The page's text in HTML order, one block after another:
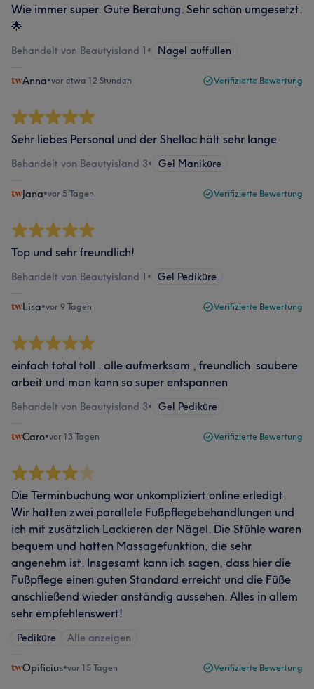
Wie immer super. Gute Beratung. Sehr schön umgesetzt.
🌟
Behandelt von Beautyisland 1 • Nägel auffüllen
Anna•vor etwa 12 Stunden Verifizierte Bewertung
Sehr liebes Personal und der Shellac hält sehr lange
Behandelt von Beautyisland 3• Gel Maniküre
Jana•vor 5 Tagen Verifizierte Bewertung
Top und sehr freundlich!
Behandelt von Beautyisland 1 • Gel Pediküre
Lisa•vor 9 Tagen Verifizierte Bewertung
einfach total toll . alle aufmerksam , freundlich. saubere
arbeit und man kann so super entspannen
Behandelt von Beautyisland 3• Gel Pediküre
Caro•vor 13 Tagen Verifizierte Bewertung
Die Terminbuchung war unkompliziert online erledigt.
Wir hatten zwei parallele Fußpflegebehandlungen und
ich mit zusätzlich Lackieren der Nägel. Die Stühle waren
bequem und hatten Massagefunktion, die sehr
angenehm ist. Insgesamt kann ich sagen, dass hier die
Fußpflege einen guten Standard erreicht und die Füße
anschließend wieder anständig aussehen. Alles in allem
sehr empfehlenswert!
Pediküre Alle anzeigen
Opificius•vor 15 Tagen Verifizierte Bewertung